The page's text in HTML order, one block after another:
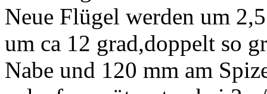
Neue Flügel werden um
um ca 12 grad,doppelt so
Nabe und 120 mm am